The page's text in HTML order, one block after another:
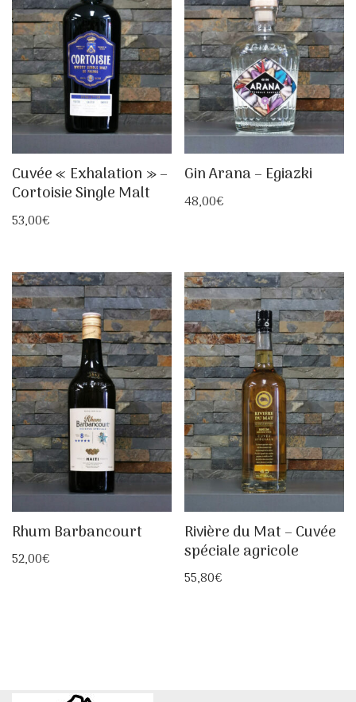
Cuvée « Exhalation » –
Cortoisie Single Malt
53,00€
Gin Arana – Egiazki
48,00€
Rhum Barbancourt
52,00€
Rivière du Mat – Cuvée
spéciale agricole
55,80€